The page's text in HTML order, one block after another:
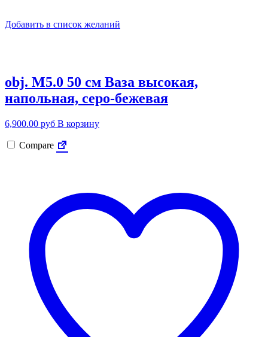
Добавить в список желаний
obj. M5.0 50 см Ваза высокая,
напольная, серо-бежевая
6,900.00 руб В корзину
Compare